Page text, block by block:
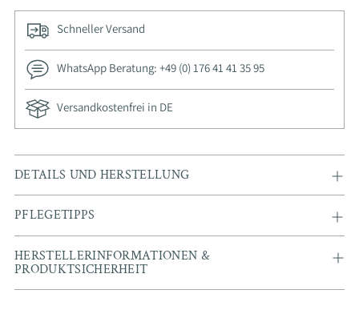
Schneller Versand
WhatsApp Beratung: +49 (0) 176 41 41 35 95
Versandkostenfrei in DE
Adding
product
to
your
cart
DETAILS UND HERSTELLUNG
PFLEGETIPPS
HERSTELLERINFORMATIONEN &
PRODUKTSICHERHEIT